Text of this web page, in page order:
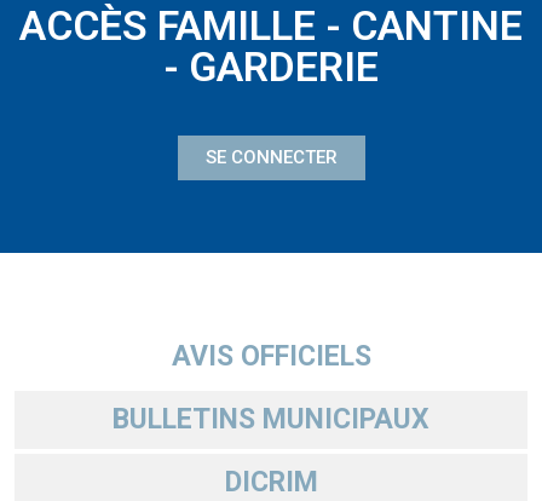
ACCÈS FAMILLE - CANTINE
- GARDERIE
SE CONNECTER
AVIS OFFICIELS
BULLETINS MUNICIPAUX
DICRIM